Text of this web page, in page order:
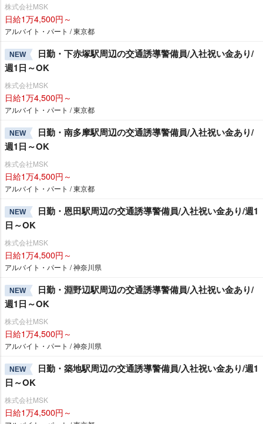
株式会社MSK
日給1万4,500円～
アルバイト・パート / 東京都
NEW
日勤・下赤塚駅周辺の交通誘導警備員/入社祝い金あり/
週1日～OK
株式会社MSK
日給1万4,500円～
アルバイト・パート / 東京都
NEW
日勤・南多摩駅周辺の交通誘導警備員/入社祝い金あり/
週1日～OK
株式会社MSK
日給1万4,500円～
アルバイト・パート / 東京都
NEW
日勤・恩田駅周辺の交通誘導警備員/入社祝い金あり/週1
日～OK
株式会社MSK
日給1万4,500円～
アルバイト・パート / 神奈川県
NEW
日勤・淵野辺駅周辺の交通誘導警備員/入社祝い金あり/
週1日～OK
株式会社MSK
日給1万4,500円～
アルバイト・パート / 神奈川県
NEW
日勤・築地駅周辺の交通誘導警備員/入社祝い金あり/週1
日～OK
株式会社MSK
日給1万4,500円～